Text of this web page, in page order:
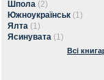
Шпола (2)
Южноукраїнськ (1)
Ялта (1)
Ясинувата (1)
Всі